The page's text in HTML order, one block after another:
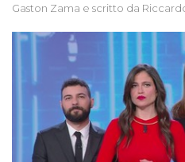
Gaston Zama e scritto da
racconta l'universo delle
globali e del complottismo che
social network, talk show,